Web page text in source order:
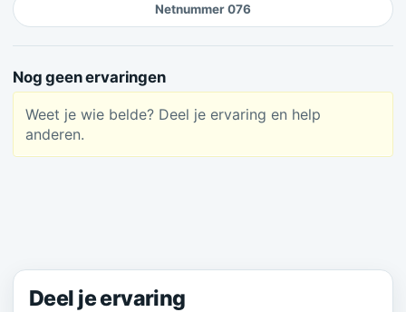
Netnummer 076
Nog geen ervaringen
Weet je wie belde? Deel je ervaring en help
anderen.
Deel je ervaring